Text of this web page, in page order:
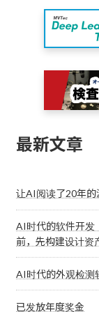
最新文章
让AI阅读了20年的
AI时代的软件开发
前，先构建设计资
AI时代的外观检测
已发放年度奖金